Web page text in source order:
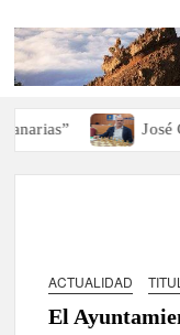
José
ACTUALIDAD
El